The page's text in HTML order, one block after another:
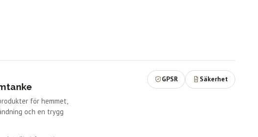
för hemmet,
och en trygg
GPSR Säkerhet